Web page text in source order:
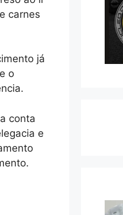
carnes
já
o
conta
e